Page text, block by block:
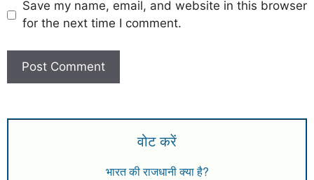
Save my name, email, and website in this browser
for the next time I comment.
वोट करें
भारत की राजधानी क्या है?